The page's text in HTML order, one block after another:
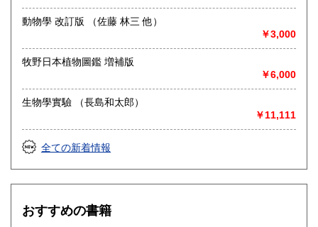
書籍の買取について
○出張買取は通常、東海圏のみ
※お売り頂ける本の量や質が見込める場合は関東〜近畿エリ
ア要相談
例
【大学の研究室の整理】
【遺品整理で古い紙モノや道具など価値の有無が分からない
ものがある】
【神社仏閣、蔵の整理、中国古典籍など査定にかなりの専門
知識を要する】
場合などお気軽にご相談ください。
-------------------------------------------
動物學 改訂版 （佐藤 林三 他）
￥3,000
牧野日本植物圖鑑 増補版
￥6,000
生物學實驗 （長島和太郎）
￥11,111
全ての新着情報
おすすめの書籍